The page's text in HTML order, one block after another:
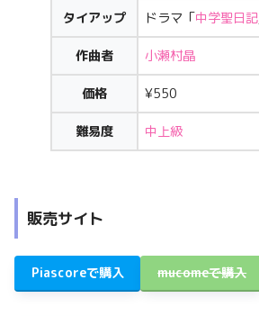
タイアップ ドラマ「中学聖日記
作曲者 小瀬村晶
価格 ¥550
難易度 中上級
販売サイト
Piascoreで購入 mucomeで購入